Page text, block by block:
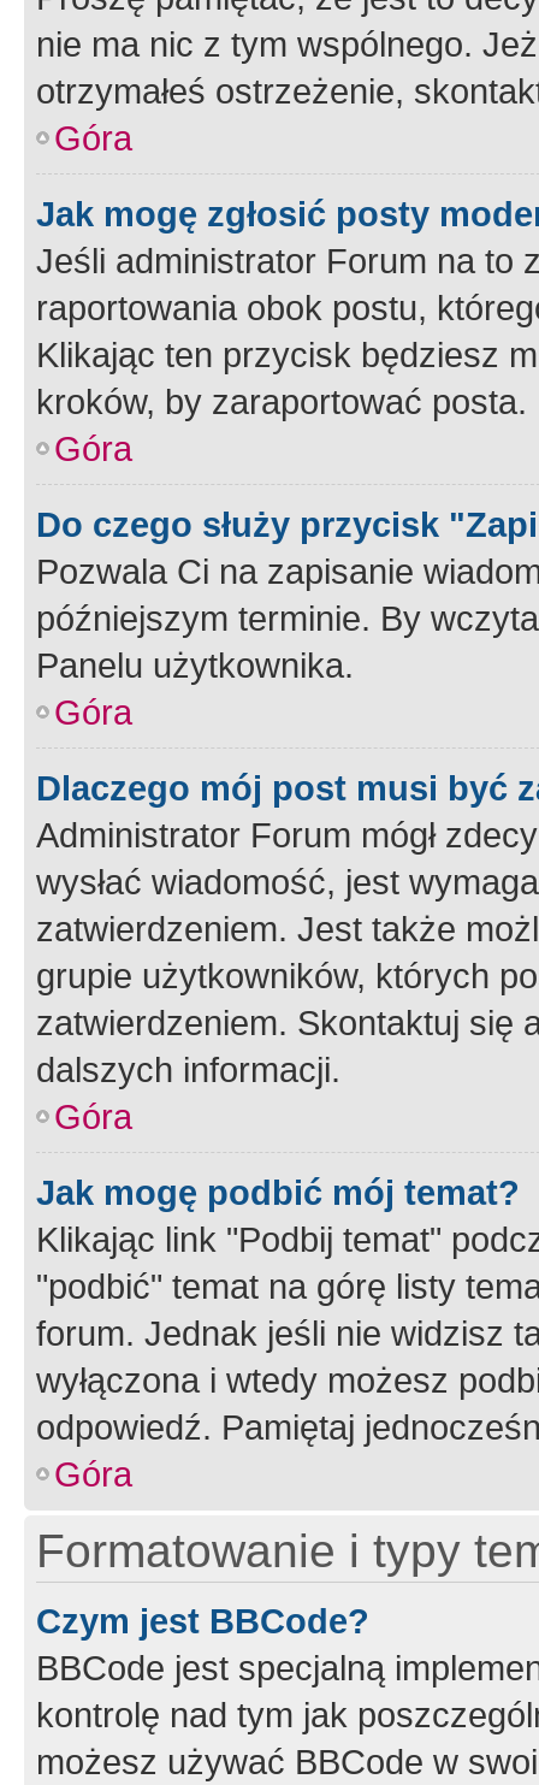
nie ma nic z tym wspólnego.
otrzymałeś ostrzeżenie,
Góra
Jak mogę zgłosić posty
Jeśli administrator Forum na to
raportowania obok postu,
Klikając ten przycisk będziesz
kroków, by zaraportować posta.
Góra
Do czego służy przycisk
Pozwala Ci na zapisanie
późniejszym terminie. By
Panelu użytkownika.
Góra
Dlaczego mój post musi być
Administrator Forum mógł
wysłać wiadomość, jest
zatwierdzeniem. Jest także
grupie użytkowników, których
zatwierdzeniem. Skontaktuj się
dalszych informacji.
Góra
Jak mogę podbić mój temat?
Klikając link "Podbij temat"
"podbić" temat na górę listy
forum. Jednak jeśli nie widzisz
wyłączona i wtedy możesz
odpowiedź. Pamiętaj
Góra
Formatowanie i typy
Czym jest BBCode?
BBCode jest specjalną
kontrolę nad tym jak
możesz używać BBCode w